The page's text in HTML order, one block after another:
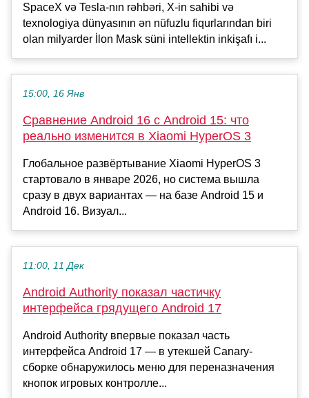
SpaceX və Tesla-nın rəhbəri, X-in sahibi və
texnologiya dünyasının ən nüfuzlu fiqurlarından biri
olan milyarder İlon Mask süni intellektin inkişafı i...
15:00, 16 Янв
Сравнение Android 16 с Android 15: что
реально изменится в Xiaomi HyperOS 3
Глобальное развёртывание Xiaomi HyperOS 3
стартовало в январе 2026, но система вышла
сразу в двух вариантах — на базе Android 15 и
Android 16. Визуал...
11:00, 11 Дек
Android Authority показал частичку
интерфейса грядущего Android 17
Android Authority впервые показал часть
интерфейса Android 17 — в утекшей Canary-
сборке обнаружилось меню для переназначения
кнопок игровых контролле...